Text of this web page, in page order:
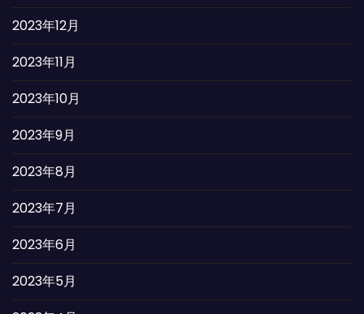
2023年12月
2023年11月
2023年10月
2023年9月
2023年8月
2023年7月
2023年6月
2023年5月